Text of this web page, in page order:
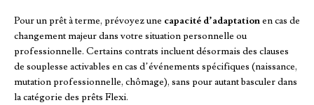
Pour un prêt à terme, prévoyez une capacité d’adaptationen cas de
changement majeur dans votre situation personnelle ou
professionnelle. Certains contrats incluent désormais des clauses
de souplesse activables en cas d’événements spécifiques (naissance,
mutation professionnelle, chômage), sans pour autant basculer dans
la catégorie des prêts Flexi.